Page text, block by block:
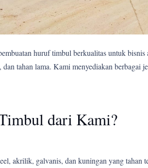
huruf timbul berkualitas untuk bisnis
tahan lama. Kami menyediakan berbagai
dari Kami?
akrilik, galvanis, dan kuningan yang